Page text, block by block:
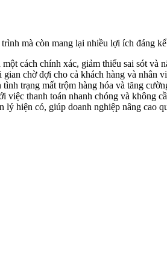
hiện có, giúp doanh nghiệp nâng cao